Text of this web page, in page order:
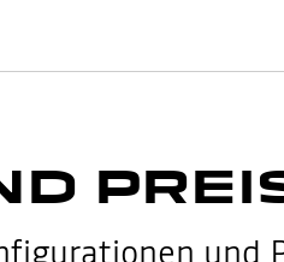
und